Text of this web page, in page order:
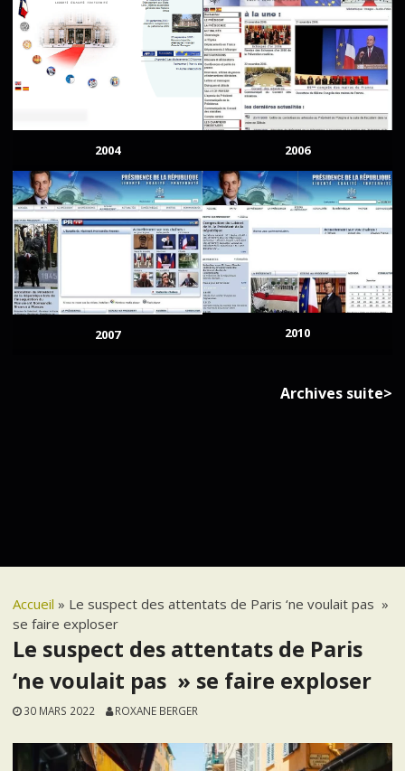
2004 2006
2007 2010
Archives suite>
Accueil » Le suspect des attentats de Paris ‘ne voulait pas »
se faire exploser
Le suspect des attentats de Paris
‘ne voulait pas » se faire exploser
30 MARS 2022 ROXANE BERGER